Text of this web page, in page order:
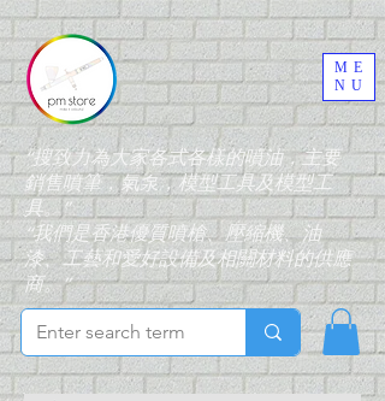
“搜致力為大家各式各樣的噴油，主要
銷售噴筆，氣泵，模型工具及模型工
具。”
“我們是香港優質噴槍、壓縮機、油
漆、工藝和愛好設備及相關材料的供應
商。”
ME
NU